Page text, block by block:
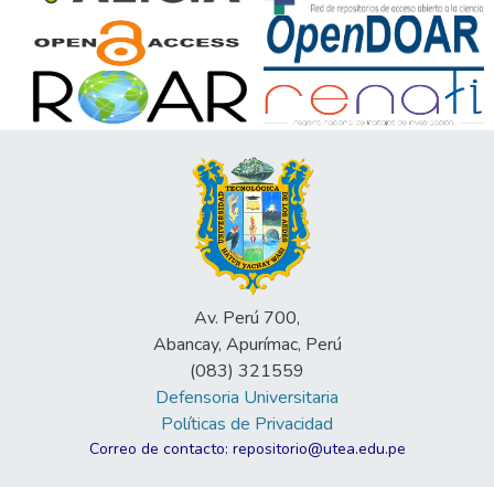
Av. Perú 700,
Abancay, Apurímac, Perú
(083) 321559
Defensoria Universitaria
Políticas de Privacidad
Correo de contacto: repositorio@utea.edu.pe